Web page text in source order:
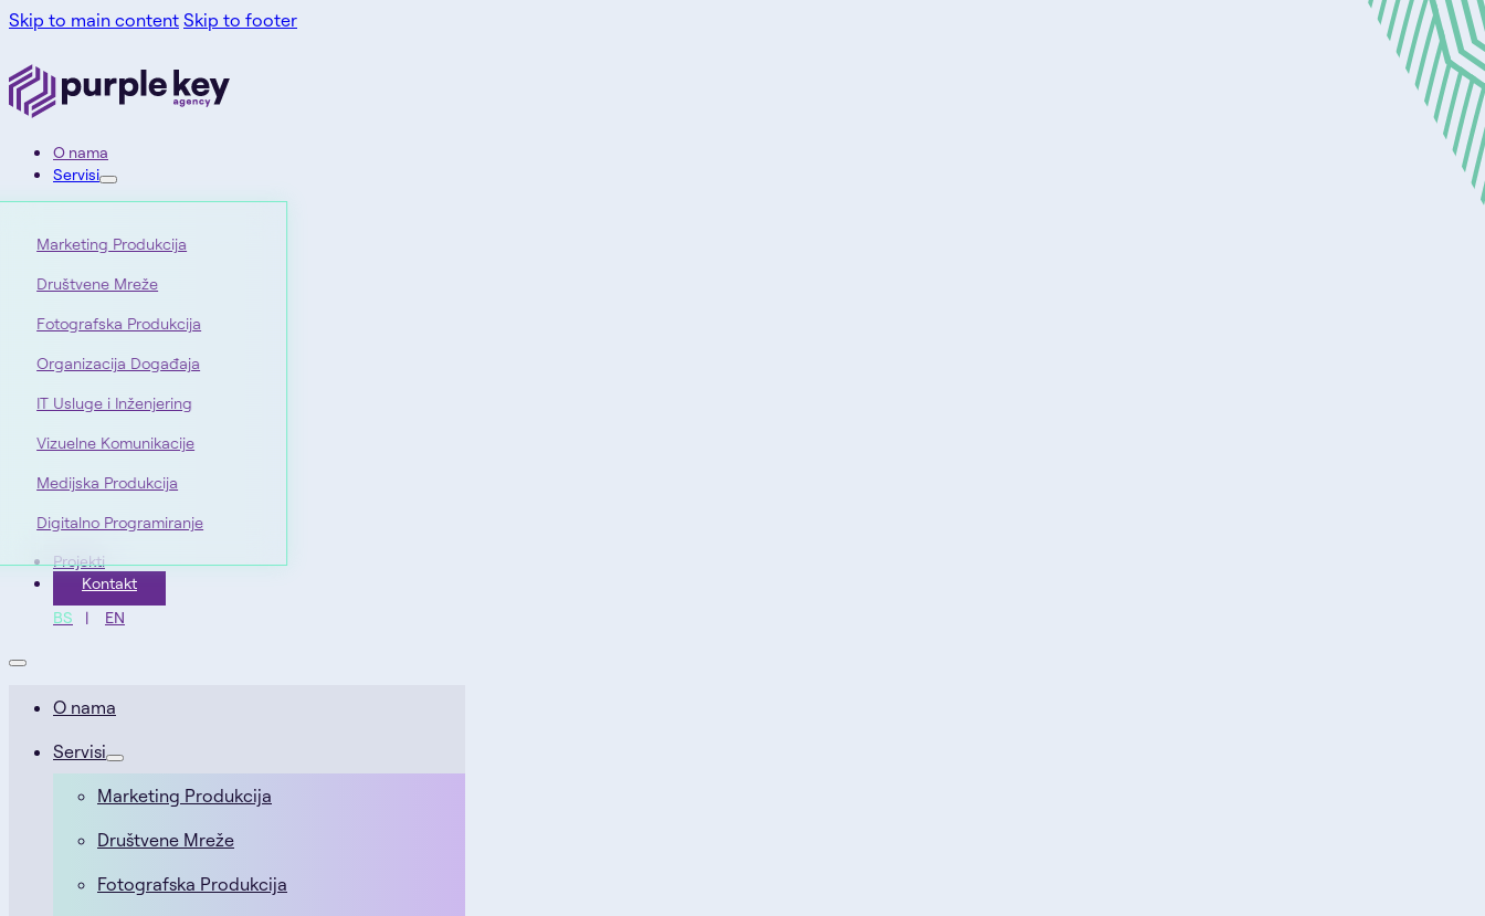
Skip to main content Skip to footer
O nama
Servisi
Marketing Produkcija
Društvene Mreže
Fotografska Produkcija
Organizacija Događaja
IT Usluge i Inženjering
Vizuelne Komunikacije
Medijska Produkcija
Digitalno Programiranje
Projekti
Kontakt
BS
EN
O nama
Servisi
Marketing Produkcija
Društvene Mreže
Fotografska Produkcija